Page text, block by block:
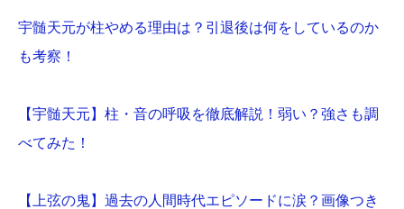
宇髄天元が柱やめる理由は？引退後は何をしているのか
も考察！
【宇髄天元】柱・音の呼吸を徹底解説！弱い？強さも調
べてみた！
【上弦の鬼】過去の人間時代エピソードに涙？画像つき